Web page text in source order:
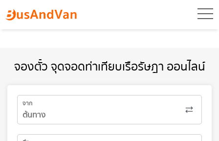
จองตั๋ว จุดจอดท่าเทียบเรือรัษฎา ออนไลน์
จาก